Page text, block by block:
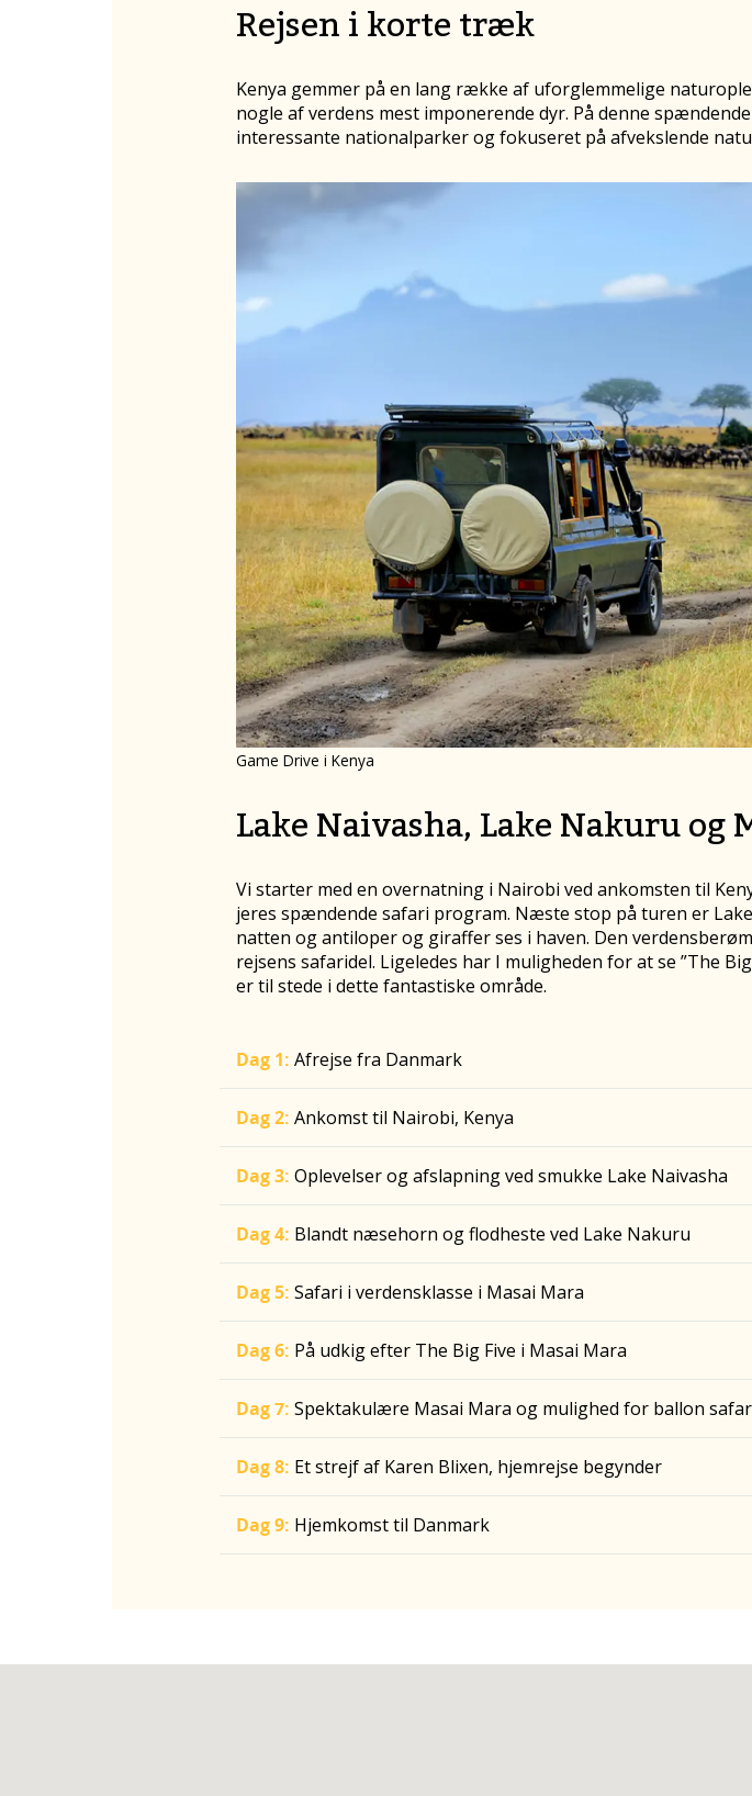
Rejsen i korte træk
Kenya gemmer på en lang række af uforglemmelige
nogle af verdens mest imponerende dyr. På denne
interessante nationalparker og fokuseret på afvekslende
Game Drive i Kenya
Lake Naivasha, Lake Nakuru og
Vi starter med en overnatning i Nairobi ved ankomsten til
jeres spændende safari program. Næste stop på turen er
natten og antiloper og giraffer ses i haven. Den
rejsens safaridel. Ligeledes har I muligheden for at se ”The
er til stede i dette fantastiske område.
Dag 1: Afrejse fra Danmark
Dag 2: Ankomst til Nairobi, Kenya
Dag 3: Oplevelser og afslapning ved smukke Lake Naivasha
Dag 4: Blandt næsehorn og flodheste ved Lake Nakuru
Dag 5: Safari i verdensklasse i Masai Mara
Dag 6: På udkig efter The Big Five i Masai Mara
Dag 7: Spektakulære Masai Mara og mulighed for ballon
Dag 8: Et strejf af Karen Blixen, hjemrejse begynder
Dag 9: Hjemkomst til Danmark